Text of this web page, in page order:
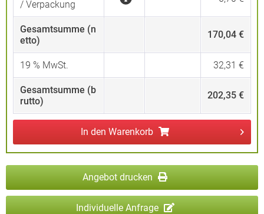
/ Verpackung
Gesamtsumme (n
etto)
170,04 €
19 % MwSt. 32,31 €
Gesamtsumme (b
rutto)
202,35 €
In den Warenkorb
Angebot drucken
Individuelle Anfrage